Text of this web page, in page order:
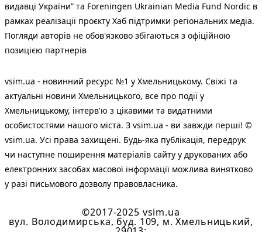
видавці України” та Foreningen Ukrainian Media Fund Nordic в
рамках реалізації проєкту Хаб підтримки регіональних медіа.
Погляди авторів не обов'язково збігаються з офіційною
позицією партнерів
vsim.ua - новинний ресурс №1 у Хмельницькому. Свіжі та
актуальні новини Хмельницького, все про події у
Хмельницькому, інтерв'ю з цікавими та видатними
особистостями нашого міста. З vsim.ua - ви завжди перші! ©
vsim.ua. Усі права захищені. Будь-яка публiкацiя, передрук
чи наступне поширення матеріалів сайту у друкованих або
електронних засобах масової інформації можлива винятково
у разі письмового дозволу правовласника.
©2017-2025 vsim.ua
вул. Володимирська, буд. 109, м. Хмельницький,